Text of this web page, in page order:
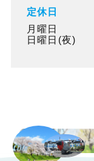
定休日
月曜日
日曜日(夜)